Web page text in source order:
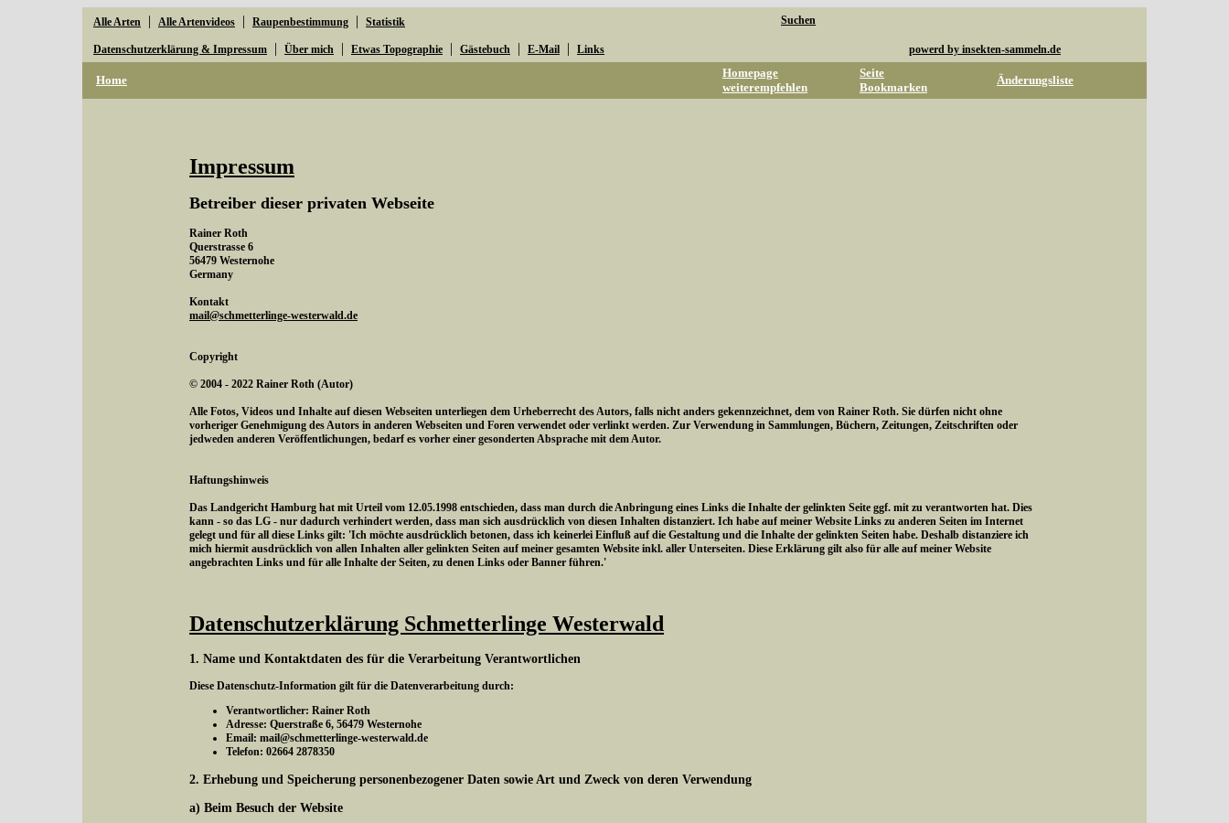
Alle Arten | Alle Artenvideos | Raupenbestimmung | Statistik Suchen
Datenschutzerklärung & Impressum | Über mich | Etwas Topographie | Gästebuch | E-Mail | Links powerd by insekten-sammeln.de
Home
Homepage
weiterempfehlen
Seite
Bookmarken
Änderungsliste
Impressum
Betreiber dieser privaten Webseite
Rainer Roth
Querstrasse 6
56479 Westernohe
Germany
Kontakt
mail@schmetterlinge-westerwald.de
Copyright
© 2004 - 2022 Rainer Roth (Autor)
Alle Fotos, Videos und Inhalte auf diesen Webseiten unterliegen dem Urheberrecht des Autors, falls nicht anders gekennzeichnet, dem von Rainer Roth. Sie dürfen nicht ohne
vorheriger Genehmigung des Autors in anderen Webseiten und Foren verwendet oder verlinkt werden. Zur Verwendung in Sammlungen, Büchern, Zeitungen, Zeitschriften oder
jedweden anderen Veröffentlichungen, bedarf es vorher einer gesonderten Absprache mit dem Autor.
Haftungshinweis
Das Landgericht Hamburg hat mit Urteil vom 12.05.1998 entschieden, dass man durch die Anbringung eines Links die Inhalte der gelinkten Seite ggf. mit zu verantworten hat. Dies
kann - so das LG - nur dadurch verhindert werden, dass man sich ausdrücklich von diesen Inhalten distanziert. Ich habe auf meiner Website Links zu anderen Seiten im Internet
gelegt und für all diese Links gilt: 'Ich möchte ausdrücklich betonen, dass ich keinerlei Einfluß auf die Gestaltung und die Inhalte der gelinkten Seiten habe. Deshalb distanziere ich
mich hiermit ausdrücklich von allen Inhalten aller gelinkten Seiten auf meiner gesamten Website inkl. aller Unterseiten. Diese Erklärung gilt also für alle auf meiner Website
angebrachten Links und für alle Inhalte der Seiten, zu denen Links oder Banner führen.'
Datenschutzerklärung Schmetterlinge Westerwald
1. Name und Kontaktdaten des für die Verarbeitung Verantwortlichen
Diese Datenschutz-Information gilt für die Datenverarbeitung durch:
Verantwortlicher: Rainer Roth
Adresse: Querstraße 6, 56479 Westernohe
Email: mail@schmetterlinge-westerwald.de
Telefon: 02664 2878350
2. Erhebung und Speicherung personenbezogener Daten sowie Art und Zweck von deren Verwendung
a) Beim Besuch der Website